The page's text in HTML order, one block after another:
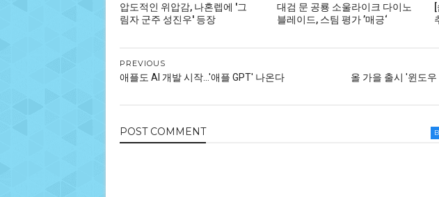
압도적인 위압감, 나혼렙에 '그
림자 군주 성진우' 등장
대검 문 공룡 소울라이크 다이노
블레이드, 스팀 평가 ’매긍‘
올 가을 출시 '윈도
PREVIOUS
애플도 AI 개발 시작...'애플 GPT' 나온다
POST COMMENT